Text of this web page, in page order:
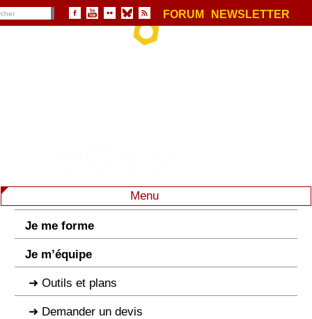
FORUM NEWSLETTER
Menu
Je me forme
Je m’équipe
Outils et plans
Demander un devis